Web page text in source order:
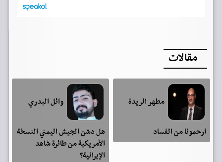
مقالات
مطهر الريدة
ارحمونا من الفساد
وائل البدري
هل دشن الجيش اليمني النسخة
الأمريكية من طائرة شاهد
الإيرانية؟